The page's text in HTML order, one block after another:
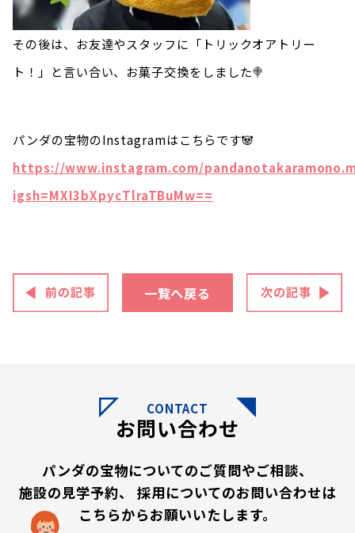
その後は、お友達やスタッフに「トリックオアトリー
ト！」と言い合い、お菓子交換をしました🍭
パンダの宝物のInstagramはこちらです🐼
https://www.instagram.com/
igsh=MXI3bXpycTlraTBuMw==
一覧へ戻る
CONTACT
お問い合わせ
パンダの宝物についてのご質問やご相談、
施設の見学予約、
採用についてのお問い合わせは
こちらからお願いいたします。